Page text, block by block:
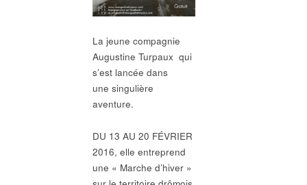
La jeune compagnie
Augustine Turpaux qui
s’est lancée dans
une singulière
aventure.
DU 13 AU 20 FÉVRIER
2016, elle entreprend
une « Marche d’hiver »